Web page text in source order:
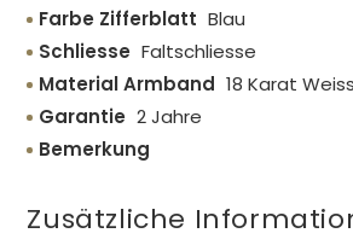
Farbe Zifferblatt Blau
Schliesse Faltschliesse
Material Armband 18 Karat
Garantie 2 Jahre
Bemerkung
Zusätzliche